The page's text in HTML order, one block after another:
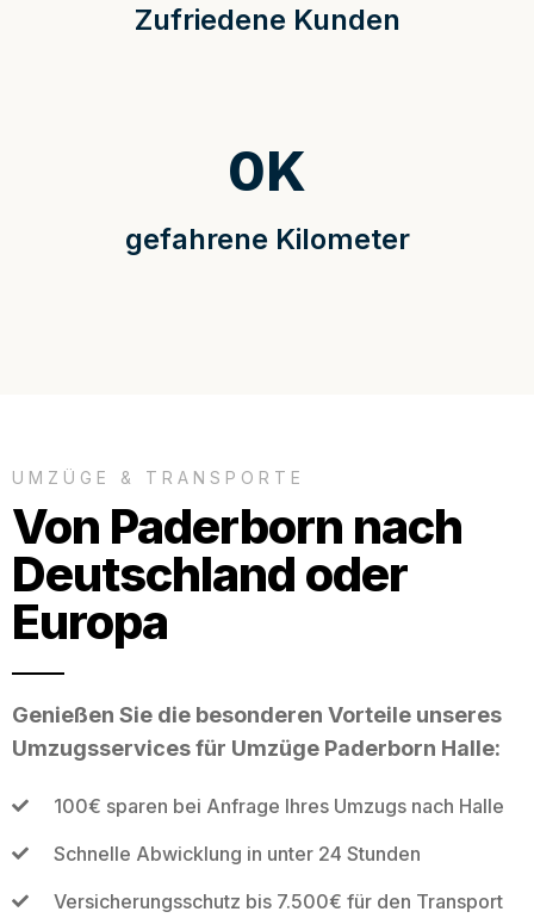
Zufriedene Kunden
gefahrene Kilometer
0K
UMZÜGE & TRANSPORTE
Von Paderborn nach
Deutschland oder
Europa
Genießen Sie die besonderen Vorteile unseres
Umzugsservices für Umzüge Paderborn Halle:
100€ sparen bei Anfrage Ihres Umzugs nach Halle
Schnelle Abwicklung in unter 24 Stunden
Versicherungsschutz bis 7.500€ für den Transport